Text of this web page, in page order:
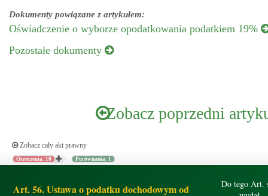
Dokumenty powiązane z artykułem:
Oświadczenie o wyborze opodatkowania podatkiem 19%
Pozostałe dokumenty
Zobacz poprzedni
Zobacz cały akt prawny
Orzeczenia: 10 Porównania: 1
Art. 56. Ustawa o podatku dochodowym od
Do tego Art.